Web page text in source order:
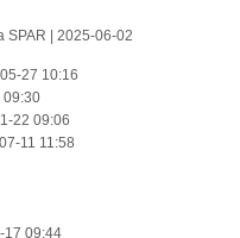
SPAR | 2025-06-02
27 10:16
09:30
22 09:06
11 11:58
17 09:44